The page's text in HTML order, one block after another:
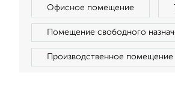
Офисное помещение
Помещение свободного
Производственное помещение